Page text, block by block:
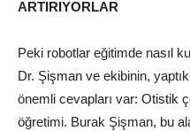
ARTIRIYORLAR
Peki robotlar eğitimde nasıl
Dr. Şişman ve ekibinin,
önemli cevapları var: Otistik
öğretimi. Burak Şişman, bu